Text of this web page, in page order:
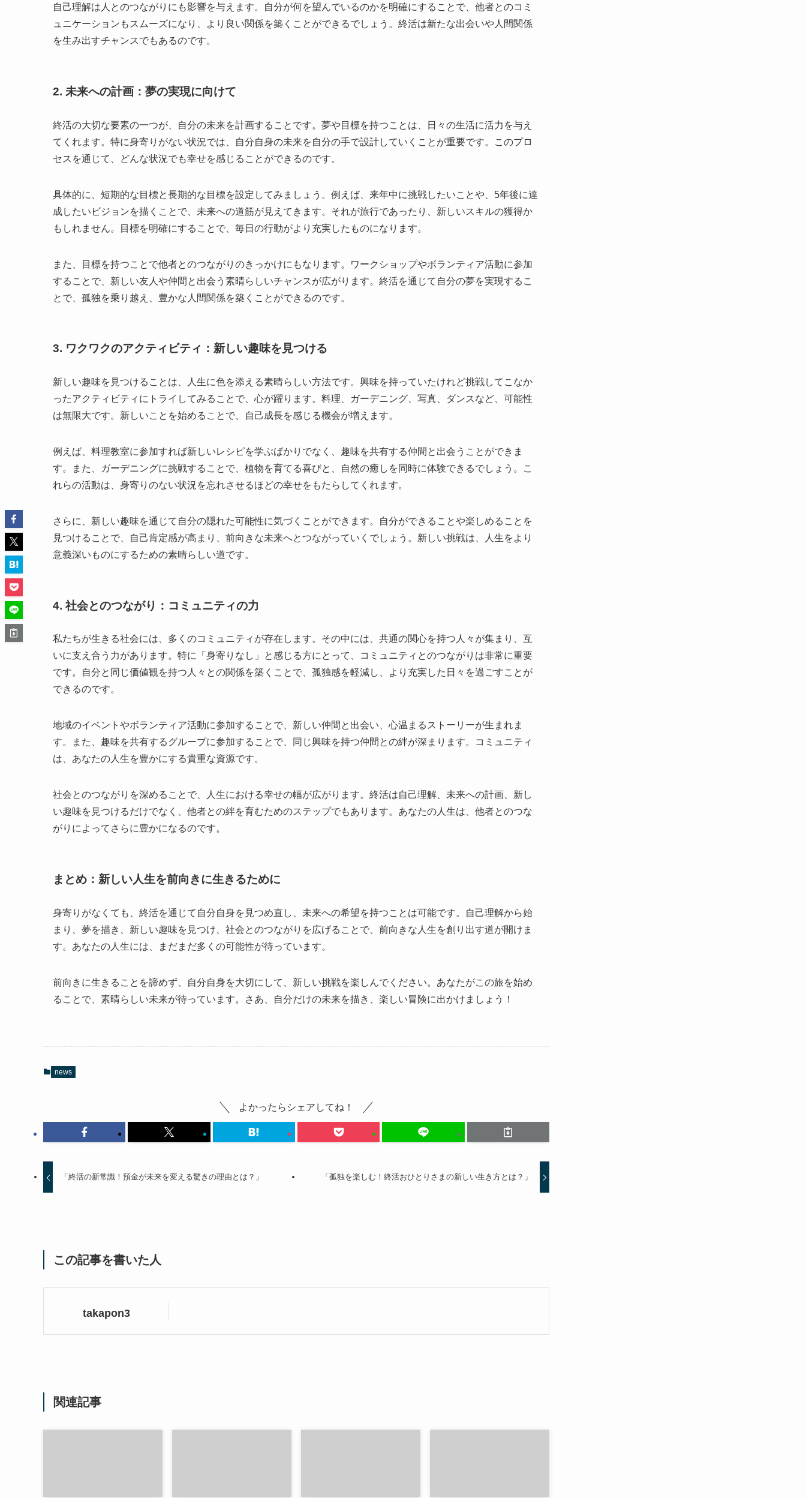
自己理解は人とのつながりにも影響を与えます。自分が何を望んでいるのかを明確にすることで、他者とのコミ
ュニケーションもスムーズになり、より良い関係を築くことができるでしょう。終活は新たな出会いや人間関係
を生み出すチャンスでもあるのです。
2. 未来への計画：夢の実現に向けて
終活の大切な要素の一つが、自分の未来を計画することです。夢や目標を持つことは、日々の生活に活力を与え
てくれます。特に身寄りがない状況では、自分自身の未来を自分の手で設計していくことが重要です。このプロ
セスを通じて、どんな状況でも幸せを感じることができるのです。
具体的に、短期的な目標と長期的な目標を設定してみましょう。例えば、来年中に挑戦したいことや、5年後に達
成したいビジョンを描くことで、未来への道筋が見えてきます。それが旅行であったり、新しいスキルの獲得か
もしれません。目標を明確にすることで、毎日の行動がより充実したものになります。
また、目標を持つことで他者とのつながりのきっかけにもなります。ワークショップやボランティア活動に参加
することで、新しい友人や仲間と出会う素晴らしいチャンスが広がります。終活を通じて自分の夢を実現するこ
とで、孤独を乗り越え、豊かな人間関係を築くことができるのです。
3. ワクワクのアクティビティ：新しい趣味を見つける
新しい趣味を見つけることは、人生に色を添える素晴らしい方法です。興味を持っていたけれど挑戦してこなか
ったアクティビティにトライしてみることで、心が躍ります。料理、ガーデニング、写真、ダンスなど、可能性
は無限大です。新しいことを始めることで、自己成長を感じる機会が増えます。
例えば、料理教室に参加すれば新しいレシピを学ぶばかりでなく、趣味を共有する仲間と出会うことができま
す。また、ガーデニングに挑戦することで、植物を育てる喜びと、自然の癒しを同時に体験できるでしょう。こ
れらの活動は、身寄りのない状況を忘れさせるほどの幸せをもたらしてくれます。
さらに、新しい趣味を通じて自分の隠れた可能性に気づくことができます。自分ができることや楽しめることを
見つけることで、自己肯定感が高まり、前向きな未来へとつながっていくでしょう。新しい挑戦は、人生をより
意義深いものにするための素晴らしい道です。
4. 社会とのつながり：コミュニティの力
私たちが生きる社会には、多くのコミュニティが存在します。その中には、共通の関心を持つ人々が集まり、互
いに支え合う力があります。特に「身寄りなし」と感じる方にとって、コミュニティとのつながりは非常に重要
です。自分と同じ価値観を持つ人々との関係を築くことで、孤独感を軽減し、より充実した日々を過ごすことが
できるのです。
地域のイベントやボランティア活動に参加することで、新しい仲間と出会い、心温まるストーリーが生まれま
す。また、趣味を共有するグループに参加することで、同じ興味を持つ仲間との絆が深まります。コミュニティ
は、あなたの人生を豊かにする貴重な資源です。
社会とのつながりを深めることで、人生における幸せの幅が広がります。終活は自己理解、未来への計画、新し
い趣味を見つけるだけでなく、他者との絆を育むためのステップでもあります。あなたの人生は、他者とのつな
がりによってさらに豊かになるのです。
まとめ：新しい人生を前向きに生きるために
身寄りがなくても、終活を通じて自分自身を見つめ直し、未来への希望を持つことは可能です。自己理解から始
まり、夢を描き、新しい趣味を見つけ、社会とのつながりを広げることで、前向きな人生を創り出す道が開けま
す。あなたの人生には、まだまだ多くの可能性が待っています。
前向きに生きることを諦めず、自分自身を大切にして、新しい挑戦を楽しんでください。あなたがこの旅を始め
ることで、素晴らしい未来が待っています。さあ、自分だけの未来を描き、楽しい冒険に出かけましょう！
news
よかったらシェアしてね！
「終活の新常識！預金が未来を変える驚きの理由とは？」 「孤独を楽しむ！終活おひとりさまの新しい生き方とは？」
この記事を書いた人
takapon3
関連記事